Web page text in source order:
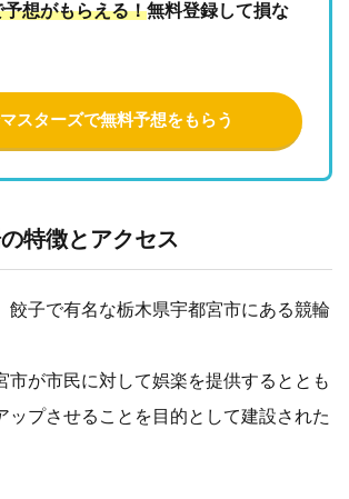
想がもらえる！無料登録して損な
スターズで無料予想をもらう
特徴とアクセス
餃子で有名な栃木県宇都宮市にある競輪
市が市民に対して娯楽を提供するととも
ップさせることを目的として建設された